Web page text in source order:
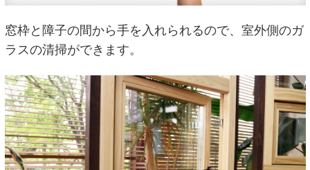
窓枠と障子の間から手を入れられるので、室外側のガ
ラスの清掃ができます。